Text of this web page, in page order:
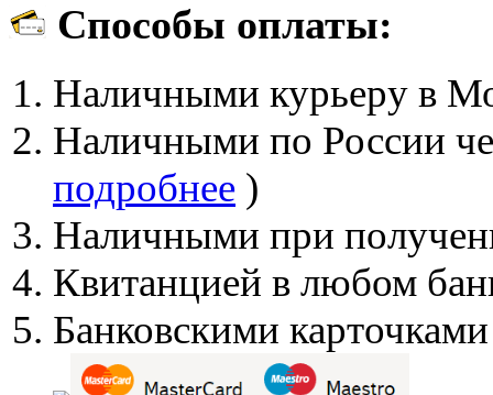
Способы оплаты:
Наличными курьеру в
Наличными по России
подробнее )
Наличными при
Квитанцией в любом
Банковскими